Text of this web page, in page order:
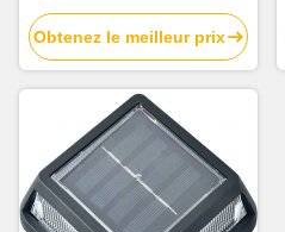
intempéries, imperméable à
l'eau et à haute visibilité pour
camions et remorques
Obtenez le meilleur prix